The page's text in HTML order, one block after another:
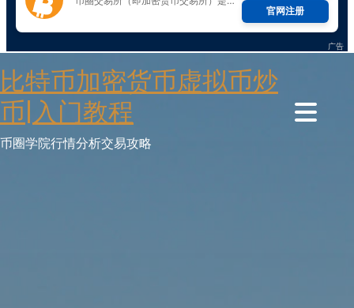
to
content
比特币加密货币虚拟币炒
币|入门教程
币圈学院行情分析交易攻略